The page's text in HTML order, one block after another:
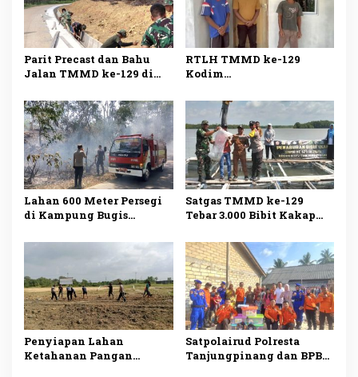
Parit Precast dan Bahu
Jalan TMMD ke-129 di
Persen
RTLH TMMD ke-129
Kodim
Rampung 100 Persen,
Warga Kini Miliki
Hunian Layak
Lahan 600 Meter Persegi
di Kampung Bugis
Diketahui
Satgas TMMD ke-129
Tebar 3.000 Bibit Kakap
Ketahanan Pangan
Penyiapan Lahan
Ketahanan Pangan
Satpolairud Polresta
Tanjungpinang dan BPBD